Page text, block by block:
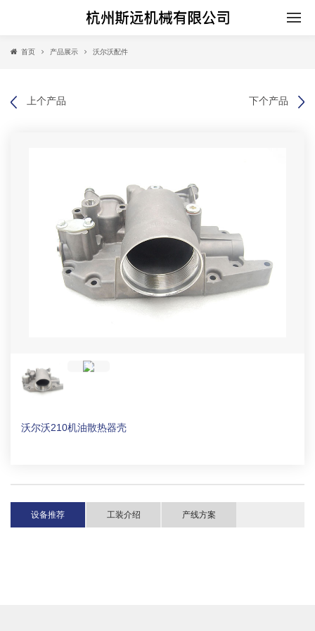
首页 产品展示 沃尔沃配件
上个产品 下个产品
沃尔沃210机油散热器壳
设备推荐 工装介绍 产线方案